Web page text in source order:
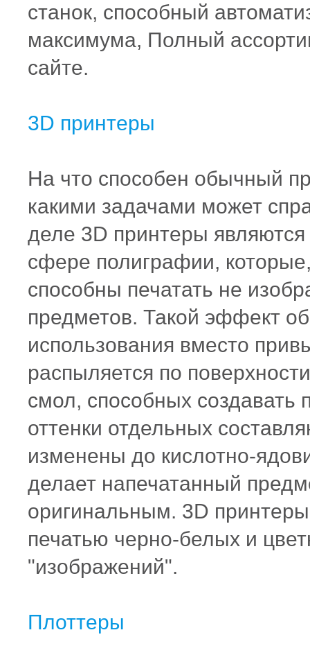
станок, способный
максимума, Полный
сайте.
3D принтеры
На что способен обычный
какими задачами может
деле 3D принтеры
сфере полиграфии,
способны печатать не
предметов. Такой эффект
использования вместо
распыляется по
смол, способных
оттенки отдельных
изменены до кислотно-
делает напечатанный
оригинальным. 3D
печатью черно-белых и
"изображений".
Плоттеры